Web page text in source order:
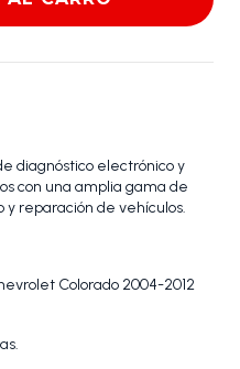
diagnóstico electrónico y
con una amplia gama de
reparación de vehículos.
Colorado 2004-2012